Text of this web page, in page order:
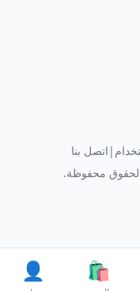
🛍️
👤
| اتصل بنا
محفوظة.